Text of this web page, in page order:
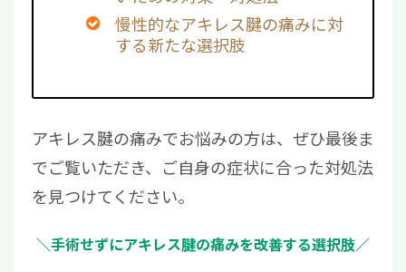
慢性的なアキレス腱の痛みに対
する新たな選択肢
アキレス腱の痛みでお悩みの方は、ぜひ最後ま
でご覧いただき、ご自身の症状に合った対処法
を見つけてください。
＼手術せずにアキレス腱の痛みを改善する選択肢／